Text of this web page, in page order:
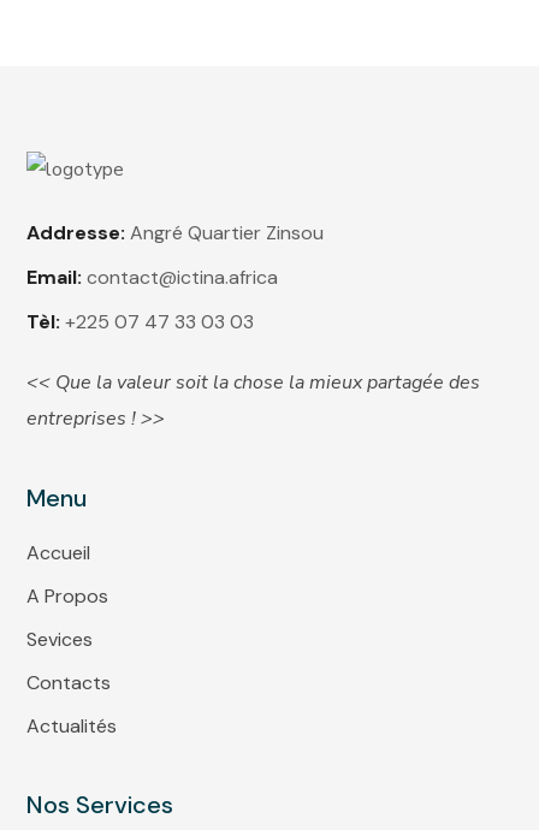
Addresse: Angré Quartier Zinsou
Email: contact@ictina.africa
Tèl: +225 07 47 33 03 03
<< Que la valeur soit la chose la mieux partagée des
entreprises ! >>
Menu
Accueil
A Propos
Sevices
Contacts
Actualités
Nos Services